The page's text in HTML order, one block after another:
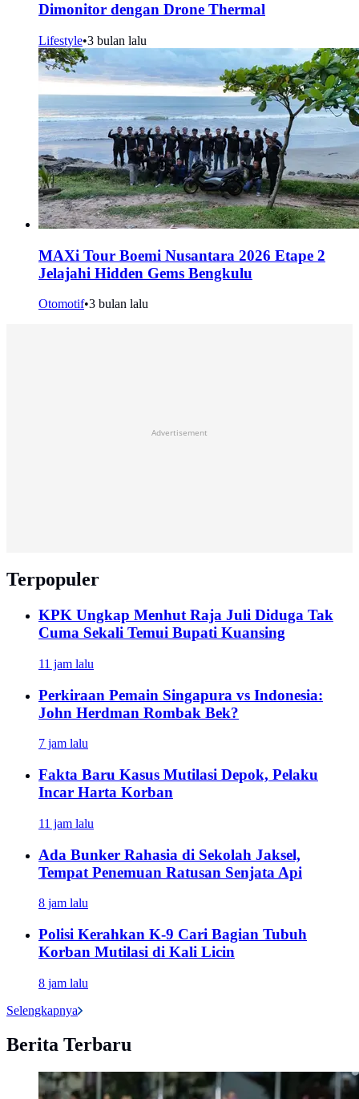
Dimonitor dengan Drone Thermal
Lifestyle•3 bulan lalu
MAXi Tour Boemi Nusantara 2026 Etape 2
Jelajahi Hidden Gems Bengkulu
Otomotif•3 bulan lalu
Advertisement
Terpopuler
KPK Ungkap Menhut Raja Juli Diduga Tak
Cuma Sekali Temui Bupati Kuansing
11 jam lalu
Perkiraan Pemain Singapura vs Indonesia:
John Herdman Rombak Bek?
7 jam lalu
Fakta Baru Kasus Mutilasi Depok, Pelaku
Incar Harta Korban
11 jam lalu
Ada Bunker Rahasia di Sekolah Jaksel,
Tempat Penemuan Ratusan Senjata Api
8 jam lalu
Polisi Kerahkan K-9 Cari Bagian Tubuh
Korban Mutilasi di Kali Licin
8 jam lalu
Selengkapnya
Berita Terbaru